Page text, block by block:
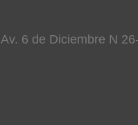
Av. 6 de Diciembre N